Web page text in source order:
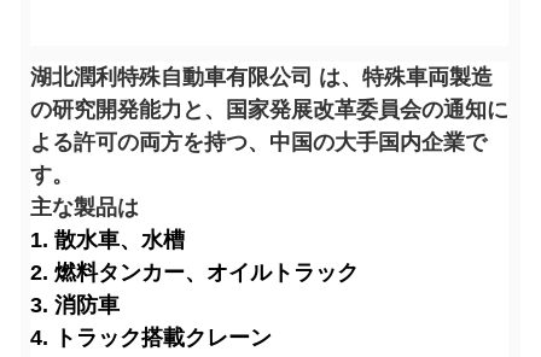
湖北潤利特殊自動車有限公司 は、特殊車両製造
の研究開発能力と、国家発展改革委員会の通知に
よる許可の両方を持つ、中国の大手国内企業で
す。
主な製品は
1. 散水車、水槽
2. 燃料タンカー、オイルトラック
3. 消防車
4. トラック搭載クレーン